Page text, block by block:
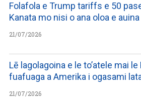
Folafola e Trump tariffs e 50
Kanata mo nisi o ana oloa e
21/07/2026
Lē lagolagoina e le to’atele mai
fuafuaga a Amerika i ogasami
21/07/2026